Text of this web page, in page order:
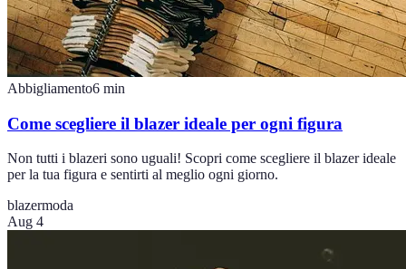
Abbigliamento6 min
Come scegliere il blazer ideale per ogni figura
Non tutti i blazeri sono uguali! Scopri come scegliere il blazer ideale
per la tua figura e sentirti al meglio ogni giorno.
blazermoda
Aug 4